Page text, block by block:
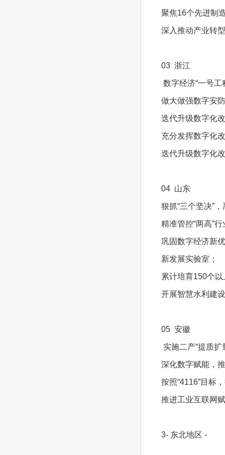
聚焦16个先进制
深入推动产业转
03 浙江
数字经济“一号工
做大做强数字安
迭代升级数字化
充分发挥数字化
迭代升级数字化
04 山东
狠抓“三个坚决”，
精准管控“两高”
巩固数字经济新
新发展实验室；
累计培育150个
开展智慧水利建
05 安徽
实施二产“提质扩
深化数字赋能，
按照“4116”目标
推进工业互联网
3- 东北地区 -